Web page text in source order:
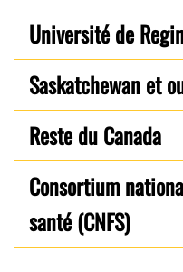
Université de
Saskatchewan et
Reste du Canada
Consortium
santé (CNFS)